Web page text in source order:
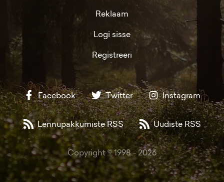
Reklaam
Logi sisse
Registreeri
Facebook Twitter Instagram
Lennupakkumiste RSS Uudiste RSS
Copyright © 1998 -2026